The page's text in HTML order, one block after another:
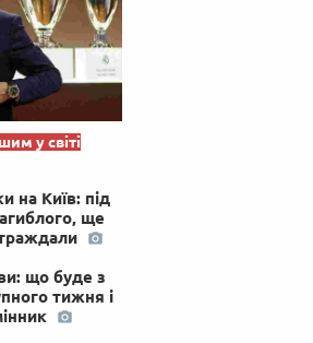
у світі
на Київ: під
ще
що буде з
тижня і